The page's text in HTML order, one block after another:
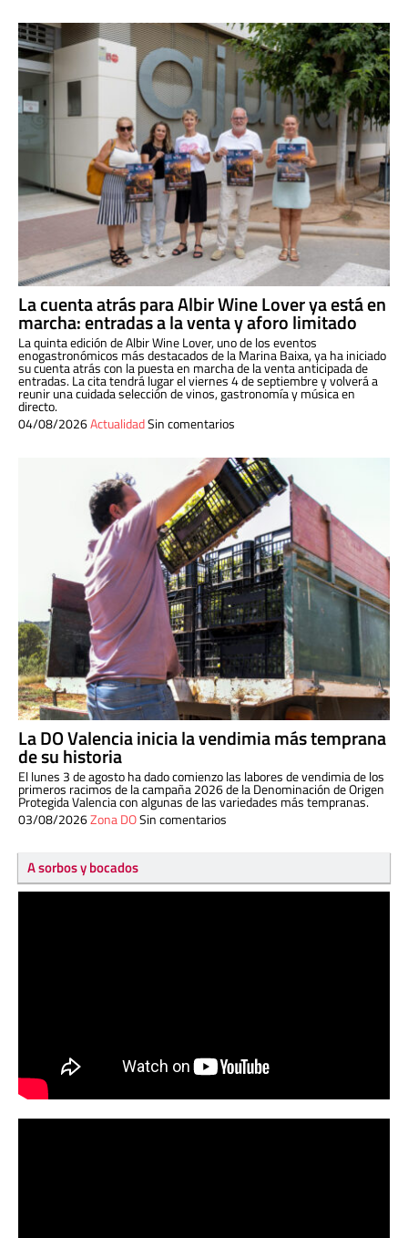
La cuenta atrás para Albir Wine Lover ya está en
marcha: entradas a la venta y aforo limitado
La quinta edición de Albir Wine Lover, uno de los eventos
enogastronómicos más destacados de la Marina Baixa, ya ha iniciado
su cuenta atrás con la puesta en marcha de la venta anticipada de
entradas. La cita tendrá lugar el viernes 4 de septiembre y volverá a
reunir una cuidada selección de vinos, gastronomía y música en
directo.
04/08/2026ActualidadSin comentarios
La DO Valencia inicia la vendimia más temprana
de su historia
El lunes 3 de agosto ha dado comienzo las labores de vendimia de los
primeros racimos de la campaña 2026 de la Denominación de Origen
Protegida Valencia con algunas de las variedades más tempranas.
03/08/2026Zona DOSin comentarios
A sorbos y bocados